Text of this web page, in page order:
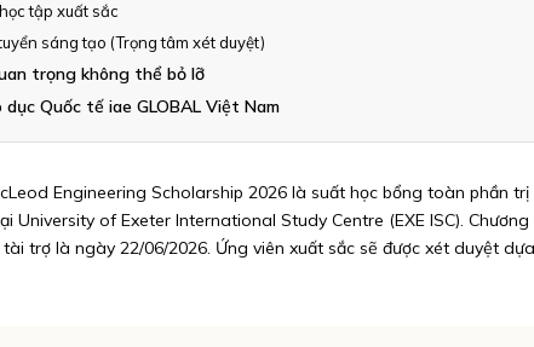
tập xuất sắc
sáng tạo (Trọng tâm xét duyệt)
trọng không thể bỏ lỡ
Quốc tế iae GLOBAL Việt Nam
Engineering Scholarship 2026 là suất học bổng toàn phần
University of Exeter International Study Centre (EXE ISC).
trợ là ngày 22/06/2026. Ứng viên xuất sắc sẽ được xét duyệt